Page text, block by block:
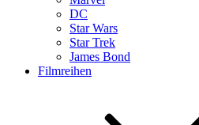
DC
Star Wars
Star Trek
James Bond
Filmreihen